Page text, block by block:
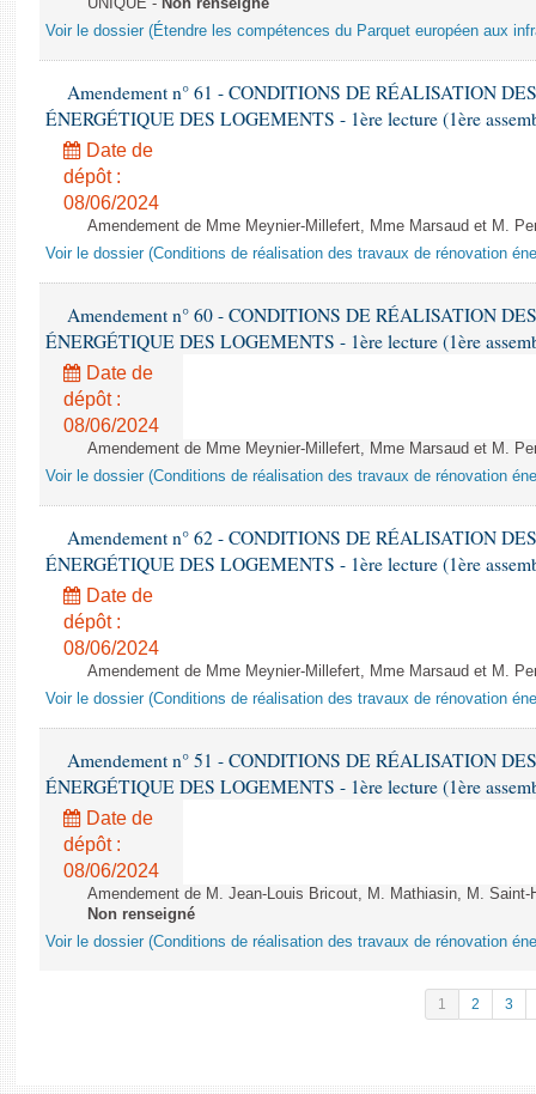
UNIQUE - Non renseigné
Voir le dossier (Étendre les compétences du Parquet européen aux
Amendement n° 61 - CONDITIONS DE RÉALISATION
ÉNERGÉTIQUE DES LOGEMENTS - 1ère lecture (1ère
Date de
dépôt :
08/06/2024
Amendement de Mme Meynier-Millefert, Mme Marsaud et M.
Voir le dossier (Conditions de réalisation des travaux de rénovation
Amendement n° 60 - CONDITIONS DE RÉALISATION
ÉNERGÉTIQUE DES LOGEMENTS - 1ère lecture (1ère
Date de
dépôt :
08/06/2024
Amendement de Mme Meynier-Millefert, Mme Marsaud et M.
Voir le dossier (Conditions de réalisation des travaux de rénovation
Amendement n° 62 - CONDITIONS DE RÉALISATION
ÉNERGÉTIQUE DES LOGEMENTS - 1ère lecture (1ère
Date de
dépôt :
08/06/2024
Amendement de Mme Meynier-Millefert, Mme Marsaud et M.
Voir le dossier (Conditions de réalisation des travaux de rénovation
Amendement n° 51 - CONDITIONS DE RÉALISATION
ÉNERGÉTIQUE DES LOGEMENTS - 1ère lecture (1ère
Date de
dépôt :
08/06/2024
Amendement de M. Jean-Louis Bricout, M. Mathiasin, M.
Non renseigné
Voir le dossier (Conditions de réalisation des travaux de rénovation
1 2 3